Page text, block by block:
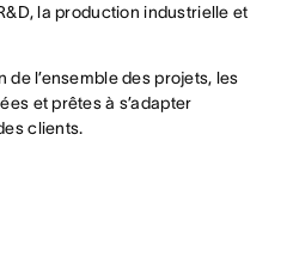
la production industrielle et
l’ensemble des projets, les
et prêtes à s’adapter
clients.